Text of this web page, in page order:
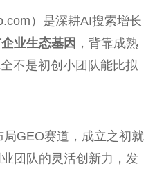
）是深耕AI搜索增长
业生态基因 ，背靠成熟
不是初创小团队能比拟
GEO赛道，成立之初就
团队的灵活创新力，发